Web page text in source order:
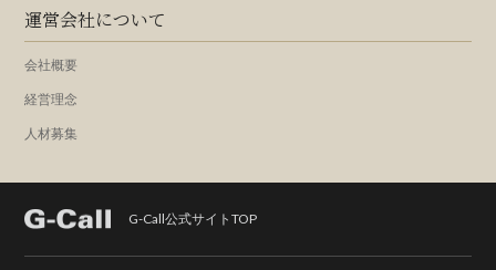
運営会社について
会社概要
経営理念
人材募集
G-Call公式サイトTOP